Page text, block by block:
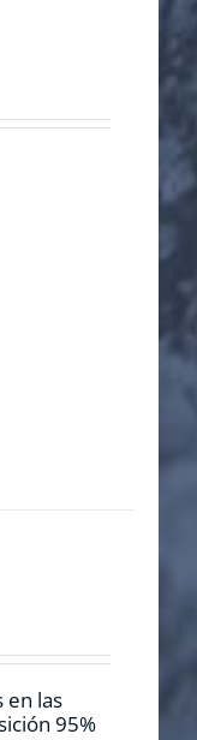
en las
95%